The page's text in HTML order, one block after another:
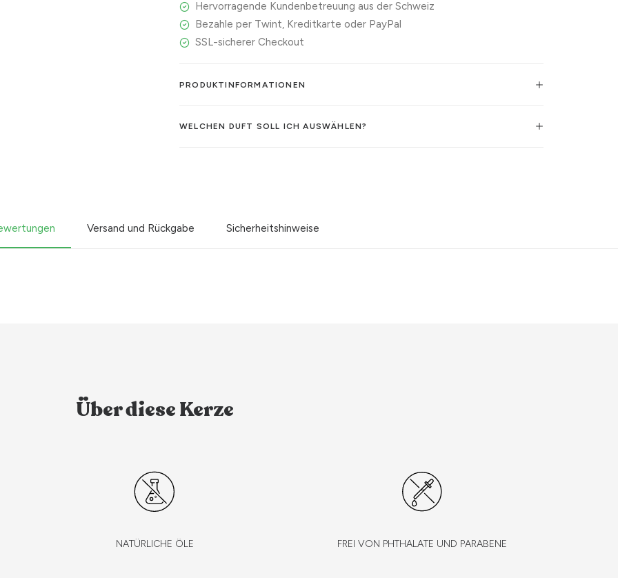
Hervorragende Kundenbetreuung aus der Schweiz
Bezahle per Twint, Kreditkarte oder PayPal
SSL-sicherer Checkout
PRODUKTINFORMATIONEN
WELCHEN DUFT SOLL ICH AUSWÄHLEN?
Versand und Rückgabe Sicherheitshinweise
Über diese Kerze
NATÜRLICHE ÖLE FREI VON PHTHALATE UND PARABENE